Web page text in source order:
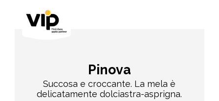
Pinova
Succosa e croccante. La mela è
delicatamente dolciastra-asprigna.